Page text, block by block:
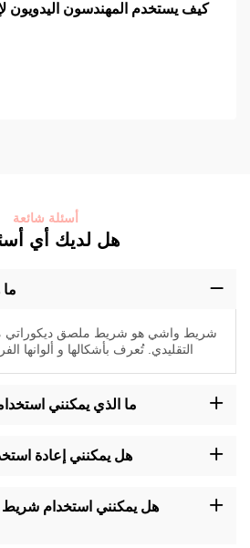
كيف يستخدم المهندسون اليدويون
أسئلة شائعة
هل لديك أي
شريط واشي هو شريط ملصق ديكوراتي
التقليدي. تُعرف بأشكالها و ألوانها
ما الذي يمكنني
وتحرير المقاطع، وتغليف الهدايا، وإنشاء
هل يمكنني إعادة
إزالته وإعادة
هل يمكنني استخدام